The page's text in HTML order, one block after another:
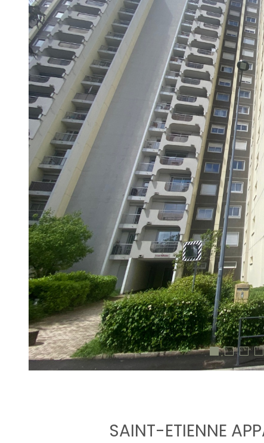
SAINT-ETIENNE